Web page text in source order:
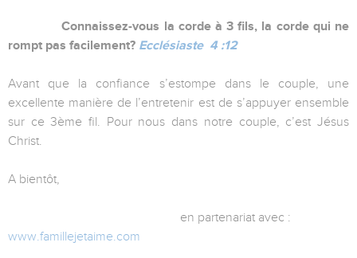
Connaissez-vous la corde à 3 fils, la corde qui ne
rompt pas facilement? Ecclésiaste 4 :12
Avant que la confiance s’estompe dans le couple, une
excellente manière de l’entretenir est de s’appuyer ensemble
sur ce 3ème fil. Pour nous dans notre couple, c’est Jésus
Christ.
A bientôt,
en partenariat avec :
www.famillejetaime.com